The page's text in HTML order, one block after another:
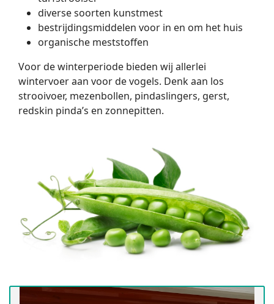
diverse soorten kunstmest
bestrijdingsmiddelen voor in en om het huis
organische meststoffen
Voor de winterperiode bieden wij allerlei
wintervoer aan voor de vogels. Denk aan los
strooivoer, mezenbollen, pindaslingers, gerst,
redskin pinda’s en zonnepitten.